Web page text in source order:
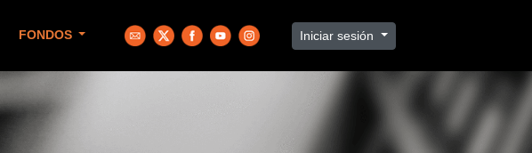
FONDOS Iniciar sesión